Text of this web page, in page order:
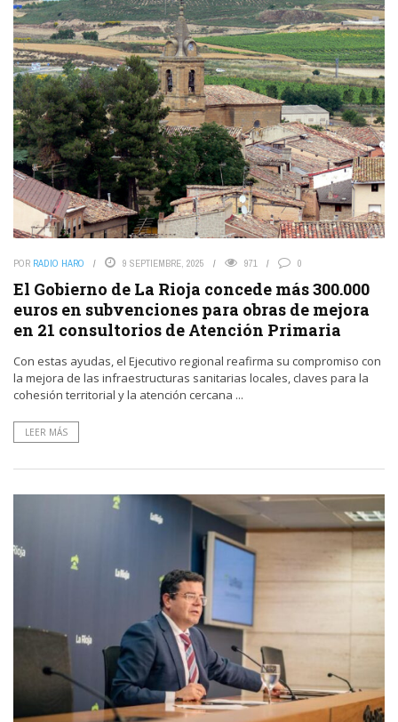
POR RADIO HARO 9 SEPTIEMBRE, 2025 971 0
El Gobierno de La Rioja concede más 300.000
euros en subvenciones para obras de mejora
en 21 consultorios de Atención Primaria
Con estas ayudas, el Ejecutivo regional reafirma su compromiso con
la mejora de las infraestructuras sanitarias locales, claves para la
cohesión territorial y la atención cercana ...
LEER MÁS